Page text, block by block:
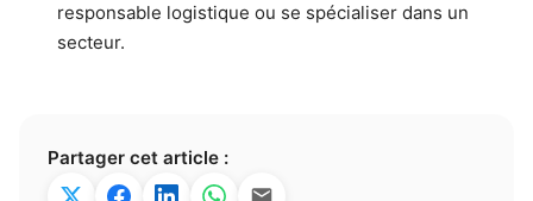
responsable logistique ou se spécialiser dans un
secteur.
Partager cet article :